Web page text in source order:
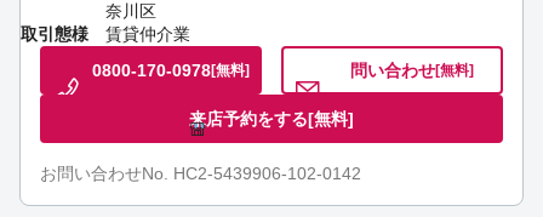
奈川区
取引態様
賃貸仲介業
0800-170-0978[無料] 問い合わせ[無料]
来店予約をする[無料]
お問い合わせNo. HC2-5439906-102-0142